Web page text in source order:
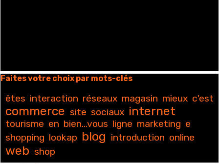
Sauter le bloc Faites votre choix par mots-clés
Faites votre choix par mots-clés
êtes interaction réseaux magasin mieux c'est
commerce site sociaux internet
tourisme en bien...vous ligne marketing e
shopping lookap blog introduction online
web shop